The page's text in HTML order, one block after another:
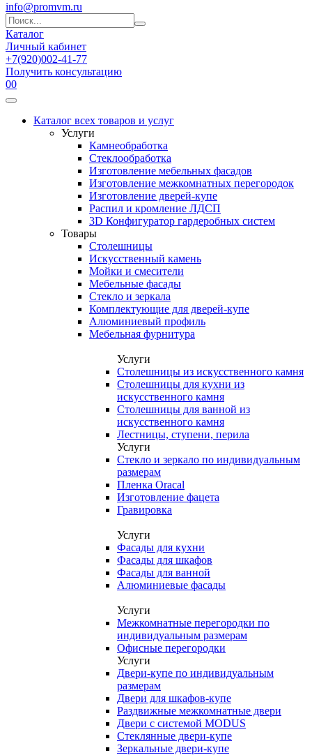
info@promvm.ru
Каталог
Личный кабинет
+7(920)002-41-77
Получить консультацию
00
Каталог всех товаров и услуг
Услуги
Камнеобработка
Стеклообработка
Изготовление мебельных фасадов
Изготовление межкомнатных перегородок
Изготовление дверей-купе
Распил и кромление ЛДСП
3D Конфигуратор гардеробных систем
Товары
Столешницы
Искусственный камень
Мойки и смесители
Мебельные фасады
Стекло и зеркала
Комплектующие для дверей-купе
Алюминиевый профиль
Мебельная фурнитура
Услуги
Столешницы из искусственного камня
Столешницы для кухни из
искусственного камня
Столешницы для ванной из
искусственного камня
Лестницы, ступени, перила
Услуги
Стекло и зеркало по индивидуальным
размерам
Пленка Oracal
Изготовление фацета
Гравировка
Услуги
Фасады для кухни
Фасады для шкафов
Фасады для ванной
Алюминиевые фасады
Услуги
Межкомнатные перегородки по
индивидуальным размерам
Офисные перегородки
Услуги
Двери-купе по индивидуальным
размерам
Двери для шкафов-купе
Раздвижные межкомнатные двери
Двери с системой MODUS
Стеклянные двери-купе
Зеркальные двери-купе